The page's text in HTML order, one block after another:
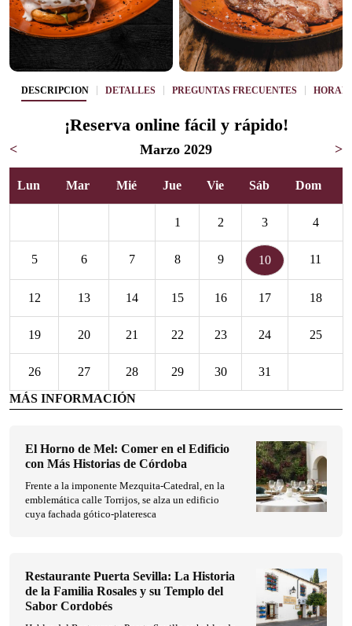
DESCRIPCIÓN DETALLES PREGUNTAS FRECUENTES
¡Reserva online fácil y rápido!
< Marzo 2029 >
Lun Mar Mié Jue Vie Sáb Dom
1 2 3 4
5 6 7 8 9 10 11
12 13 14 15 16 17 18
19 20 21 22 23 24 25
26 27 28 29 30
31
MÁS INFORMACIÓN
El Horno de Mel: Comer en el Edificio
con Más Historias de Córdoba
Frente a la imponente Mezquita-Catedral, en la
emblemática calle Torrijos, se alza un edificio
cuya fachada gótico-plateresca
Restaurante Puerta Sevilla: La Historia
de la Familia Rosales y su Templo del
Sabor Cordobés